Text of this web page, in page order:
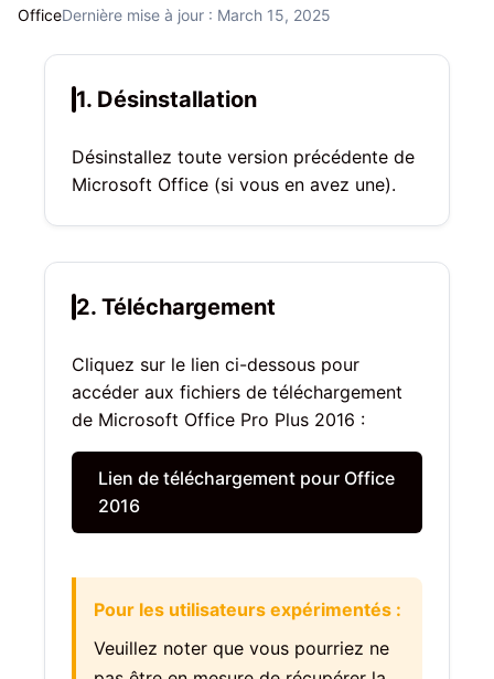
OfficeDernière mise à jour : March 15, 2025
1. Désinstallation
Désinstallez toute version précédente de
Microsoft Office (si vous en avez une).
2. Téléchargement
Cliquez sur le lien ci-dessous pour
accéder aux fichiers de téléchargement
de Microsoft Office Pro Plus 2016 :
Lien de téléchargement pour Office
2016
Pour les utilisateurs expérimentés :
Veuillez noter que vous pourriez ne